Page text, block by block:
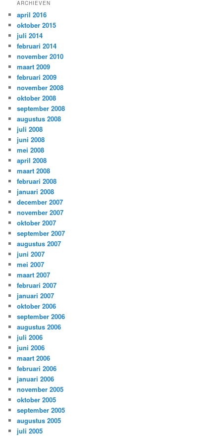
ARCHIEVEN
april 2016
oktober 2015
juli 2014
februari 2014
november 2010
maart 2009
februari 2009
november 2008
oktober 2008
september 2008
augustus 2008
juli 2008
juni 2008
mei 2008
april 2008
maart 2008
februari 2008
januari 2008
december 2007
november 2007
oktober 2007
september 2007
augustus 2007
juni 2007
mei 2007
maart 2007
februari 2007
januari 2007
oktober 2006
september 2006
augustus 2006
juli 2006
juni 2006
maart 2006
februari 2006
januari 2006
november 2005
oktober 2005
september 2005
augustus 2005
juli 2005